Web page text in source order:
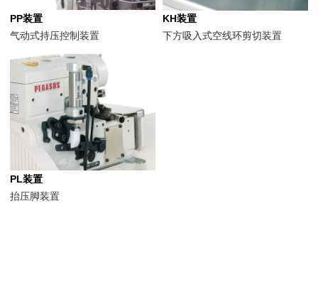
PP装置
气动式持压控制装置
KH装置
下方吸入式空线环剪切装置
PL装置
抬压脚装置